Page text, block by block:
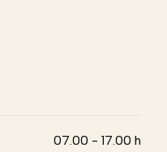
07.00 - 17.00 h